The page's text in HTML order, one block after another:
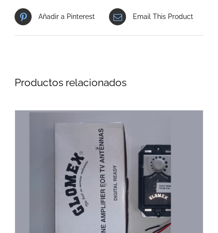
Añadir a Pinterest Email This Product
Productos relacionados